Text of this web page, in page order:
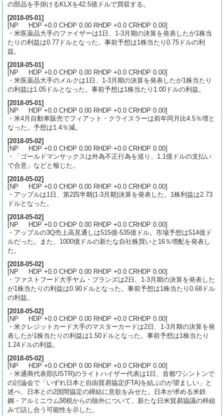
の部品を手掛けるKLXを42.5億ドルで買収する。
[2018-05-01]
[NP HDP +0.0 CHDP 0.00 RHDP +0.0 CRHDP 0.00]
・米医薬品大手のファイザーは1日、1-3月期の決算を発表したが1株当
たりの利益は0.77ドルとなった。事前予想は1株当たり0.75ドルの利
益。
[2018-05-01]
[NP HDP +0.0 CHDP 0.00 RHDP +0.0 CRHDP 0.00]
・米医薬品大手のメルクは1日、1-3月期の決算を発表したが1株当たり
の利益は1.05ドルとなった。事前予想は1株当たり1.00ドルの利益。
[2018-05-01]
[NP HDP +0.0 CHDP 0.00 RHDP +0.0 CRHDP 0.00]
・米4月自動車販売でフィアット・クライスラーは前年同月比4.5％増と
なった。予想は1.4％減。
[2018-05-02]
[NP HDP +0.0 CHDP 0.00 RHDP +0.0 CRHDP 0.00]
・「ゴールドマンサックスは外為不正行為を巡り、1.1億ドルの支払い
で合意」などと報じた。
[2018-05-02]
[NP HDP +0.0 CHDP 0.00 RHDP +0.0 CRHDP 0.00]
・アップルは1日、第2四半期(1-3月期)決算を発表した。1株利益は2.73
ドルとなった。
[2018-05-02]
[NP HDP +0.0 CHDP 0.00 RHDP +0.0 CRHDP 0.00]
・アップルの3Q売上高見通しは515億-535億ドル。市場予想は514億ド
ルだった。また、1000億ドルの新たな自社株買いと16％増配を発表し
た。
[2018-05-02]
[NP HDP +0.0 CHDP 0.00 RHDP +0.0 CRHDP 0.00]
・ファストフード大手ヤム・ブランズは2日、1-3月期の決算を発表した
が1株当たりの利益は0.90ドルとなった。事前予想は1株当たり0.68ドル
の利益。
[2018-05-02]
[NP HDP +0.0 CHDP 0.00 RHDP +0.0 CRHDP 0.00]
・米クレジットカード大手のマスターカードは2日、1-3月期の決算を発
表したが1株当たりの利益は1.50ドルとなった。事前予想は1株当たり
1.24ドルの利益。
[2018-05-02]
[NP HDP +0.0 CHDP 0.00 RHDP +0.0 CRHDP 0.00]
・米通商代表部(USTR)のライトハイザー代表は1日、首都ワシントンで
の討論会で「いずれ日本と自由貿易協定(FTA)を結ぶのが望ましい」と
述べ、日本との2国間協定の締結に意欲をみせた。日本が求める米鉄
鋼・アルミニウム関税からの除外について、新たな日米貿易協議の枠組
みで話し合う可能性を示した。